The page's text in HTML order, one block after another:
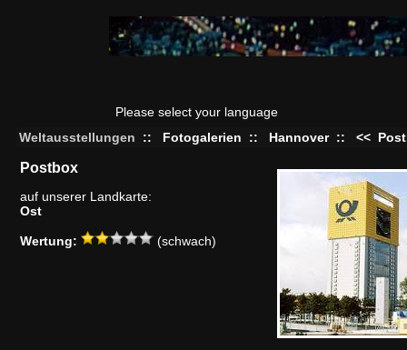
Please select your language
Weltausstellungen
:: Fotogalerien :: Hannover :: <<
Postbox
auf unserer Landkarte:
Ost
Wertung: (schwach)